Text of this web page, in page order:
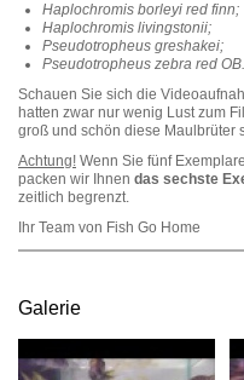
Haplochromis borleyi red finn;
Haplochromis livingstonii;
Pseudotropheus greshakei;
Pseudotropheus zebra red OB.
Schauen Sie sich die
hatten zwar nur wenig Lust zum
groß und schön diese Maulbrüter
Achtung! Wenn Sie fünf
packen wir Ihnen das sechste
zeitlich begrenzt.
Ihr Team von Fish Go Home
Galerie